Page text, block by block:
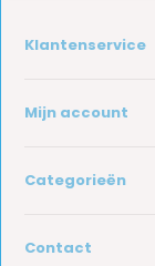
Klantenservice
Mijn account
Categorieën
Contact